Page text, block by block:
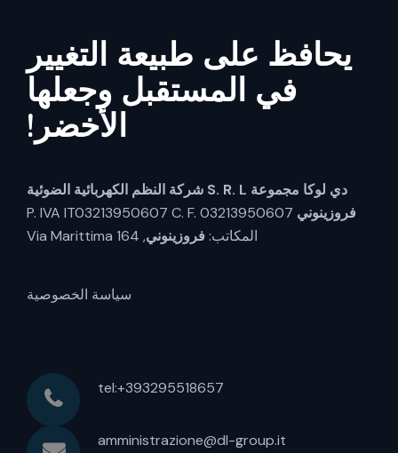
يحافظ على طبيعة التغيير
في المستقبل وجعلها
الأخضر!
دي لوكا مجموعة S. R. L
شركة النظم الكهربائية الضوئية
فروزينوني P. IVA IT03213950607 C. F. 03213950607
المكاتب: فروزينوني, Via Marittima 164
سياسة الخصوصية
tel:+393295518657
amministrazione@dl-group.it